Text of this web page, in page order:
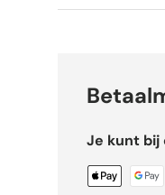
Je kunt bij